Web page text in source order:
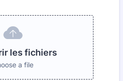
les fichiers
a file